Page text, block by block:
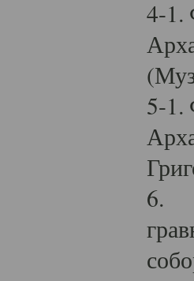
4-1.
5-1.
6.